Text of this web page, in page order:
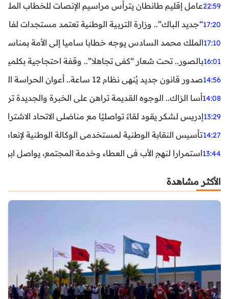
22:59عامل إقليم طانطان يترأس مراسيم الإنصات للخطاب
17:20“جديد الباك”.. وزارة التربية الوطنية تعتمد مستجدات
17:10الملك محمد السادس يوجه خطابا ساميا إلى الأمة بمناسبة الذكرى الـ27
16:01بالصور.. تحت شعار “كفى تجاهلا”.. وقفة احتجاجية بكلميم
14:56صدور قانون جديد يُنهي نظام 12 ساعة.. أعوان الحراسة الخاصة يستفيدون من المدة القانونية للشغل
14:08أسا الزاك.. الوجوه القديمة تراهن على الخبرة والجديدة
13:29إدريس لشكر يقود لقاءً تواصليًا مع مناضلي الاتحاد
14:27تأسيس النقابة الوطنية لمستخدمي الوكالة الوطنية
13:44استمرارا لنهج الأب في العطاء وخدمة المجتمع، يواصل ابن
الأكثر مشاهدة